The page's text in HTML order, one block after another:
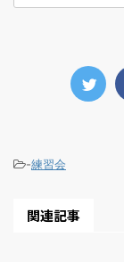
-練習会
関連記事